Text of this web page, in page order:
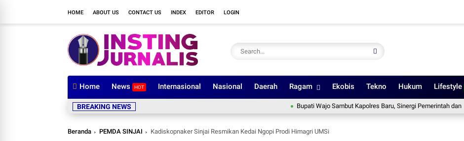
HOME ABOUT US CONTACT US INDEX EDITOR LOGIN
Home News HOT Internasional Nasional Daerah Ragam Ekobis Tekno Hukum Lifestyle
BREAKING NEWS Bupati Wajo Sambut Kapolres Baru, Sinergi Pemerintah dan Polres
Beranda PEMDA SINJAI Kadiskopnaker Sinjai Resmikan Kedai Ngopi Prodi Himagri UMSi